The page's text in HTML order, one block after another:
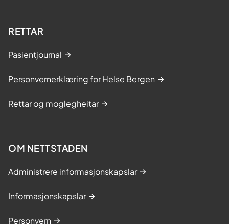
RETTAR
Pasientjournal
Personvernerklæring for Helse Bergen
Rettar og moglegheitar
OM NETTSTADEN
Administrere informasjonskapslar
Informasjonskapslar
Personvern